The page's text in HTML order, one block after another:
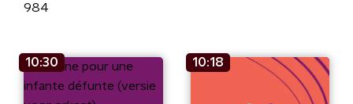
984
10:30 10:18